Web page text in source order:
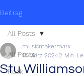
Beitrag
All Posts
Rock
All Posts
Stu
musicmakermark
11. März 20242 Min.